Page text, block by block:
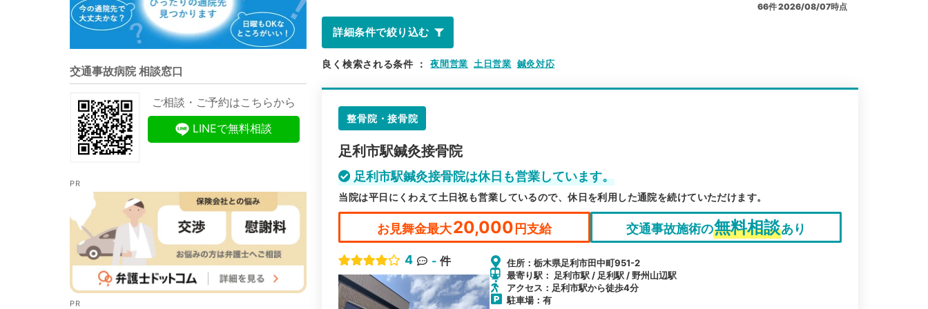
交通事故病院 相談窓口
ご相談・ご予約はこちらから
LINEで無料相談
66件2026/08/07時点
詳細条件で絞り込む
良く検索される条件 ： 夜間営業 土日営業 鍼灸対応
整骨院・接骨院
足利市駅鍼灸接骨院
足利市駅鍼灸接骨院は休日も営業しています。
当院は平日にくわえて土日祝も営業しているので、休日を利用した通院を続けていただけます。
お見舞金最大20,000円支給 交通事故施術の無料相談あり
4 - 件
住所：栃木県足利市田中町951-2
最寄り駅： 足利市駅 / 足利駅 / 野州山辺駅
アクセス：足利市駅から徒歩4分
駐車場：有